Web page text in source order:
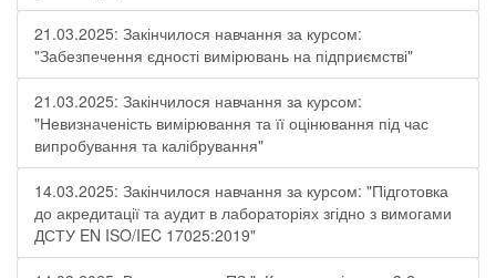
21.03.2025: Закінчилося навчання за курсом:
"Забезпечення єдності вимірювань на підприємстві"
21.03.2025: Закінчилося навчання за курсом:
"Невизначеність вимірювання та її оцінювання під час
випробування та калібрування"
14.03.2025: Закінчилося навчання за курсом: "Підготовка
до акредитації та аудит в лабораторіях згідно з вимогами
ДСТУ EN ISO/IEC 17025:2019"